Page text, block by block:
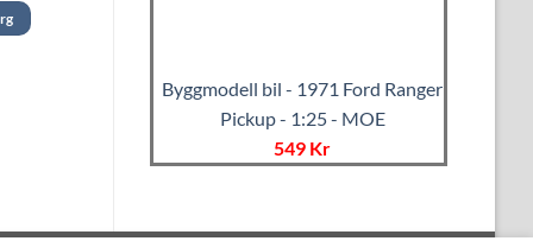
Byggmodell bil - 1971 Ford Ranger
Pickup - 1:25 - MOE
549 Kr